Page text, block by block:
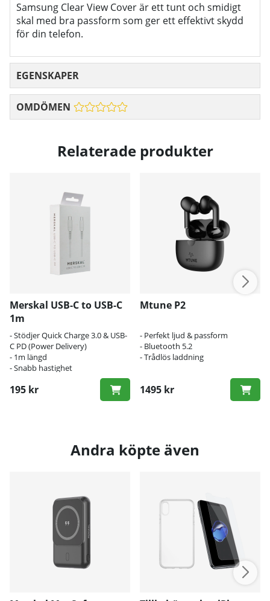
Samsung Clear View Cover är ett tunt och smidigt
skal med bra passform som ger ett effektivt skydd
för din telefon.
EGENSKAPER
OMDÖMEN
Relaterade produkter
Merskal USB-C to USB-C
1m
- Stödjer Quick Charge 3.0 & USB-
C PD (Power Delivery)
- 1m längd
- Snabb hastighet
195 kr
Mtune P2
- Perfekt ljud & passform
- Bluetooth 5.2
- Trådlös laddning
1495 kr
Andra köpte även